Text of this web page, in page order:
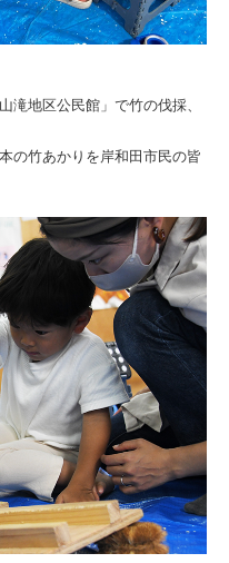
滝地区公民館」で竹の伐採、
の竹あかりを岸和田市民の皆